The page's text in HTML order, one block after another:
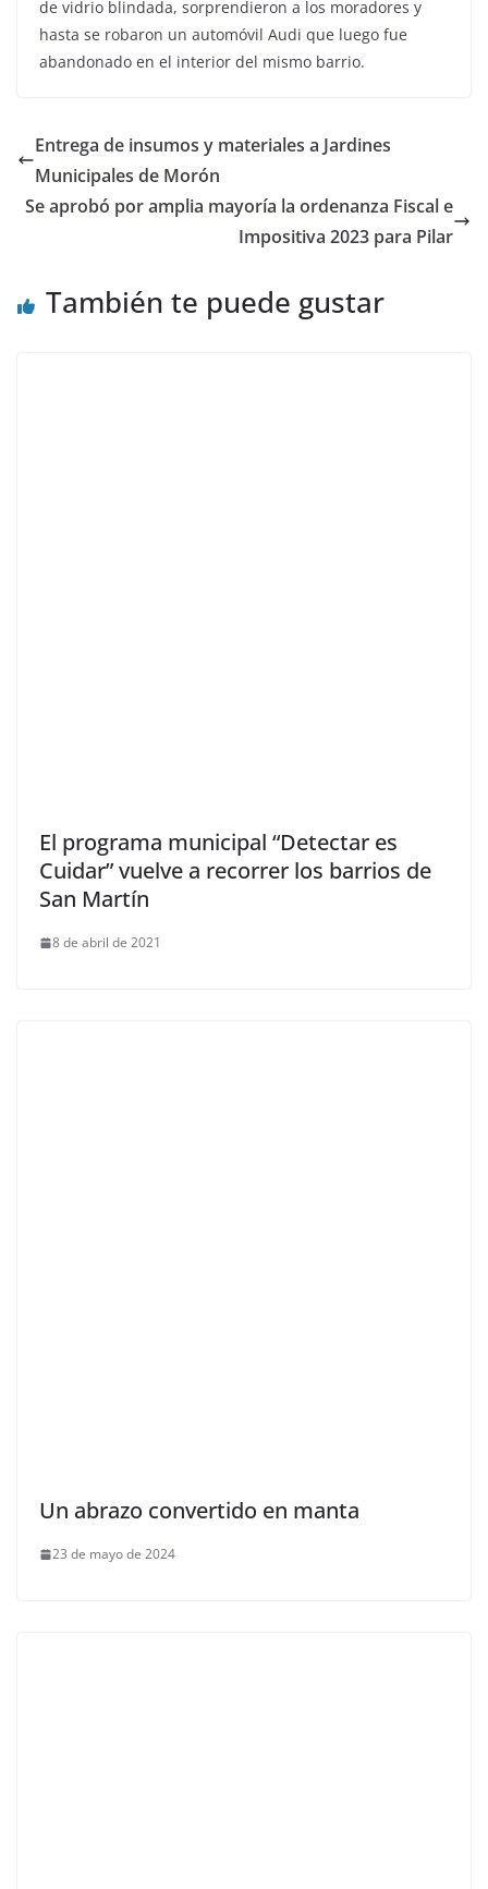
de vidrio blindada, sorprendieron a los moradores y
hasta se robaron un automóvil Audi que luego fue
abandonado en el interior del mismo barrio.
Entrega de insumos y materiales a Jardines
Municipales de Morón
Se aprobó por amplia mayoría la ordenanza Fiscal e
Impositiva 2023 para Pilar
También te puede gustar
El programa municipal “Detectar es
Cuidar” vuelve a recorrer los barrios de
San Martín
8 de abril de 2021
Un abrazo convertido en manta
23 de mayo de 2024